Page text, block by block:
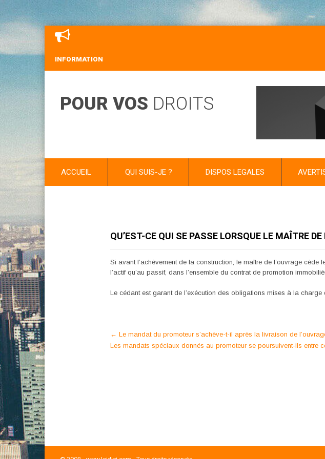
INFORMATION
POUR VOS DROITS
ACCUEIL QUI SUIS-JE ? DISPOS LEGALES
QU’EST-CE QUI SE PASSE LORSQUE LE MAÎTRE
Si avant l’achèvement de la construction, le maître de l’ouvrage
l’actif qu’au passif, dans l’ensemble du contrat de promotion
Le cédant est garant de l’exécution des obligations mises à la charge
Post
navigation
← Le mandat du promoteur s’achève-t-il après la livraison de
Les mandats spéciaux donnés au promoteur se poursuivent-ils entre